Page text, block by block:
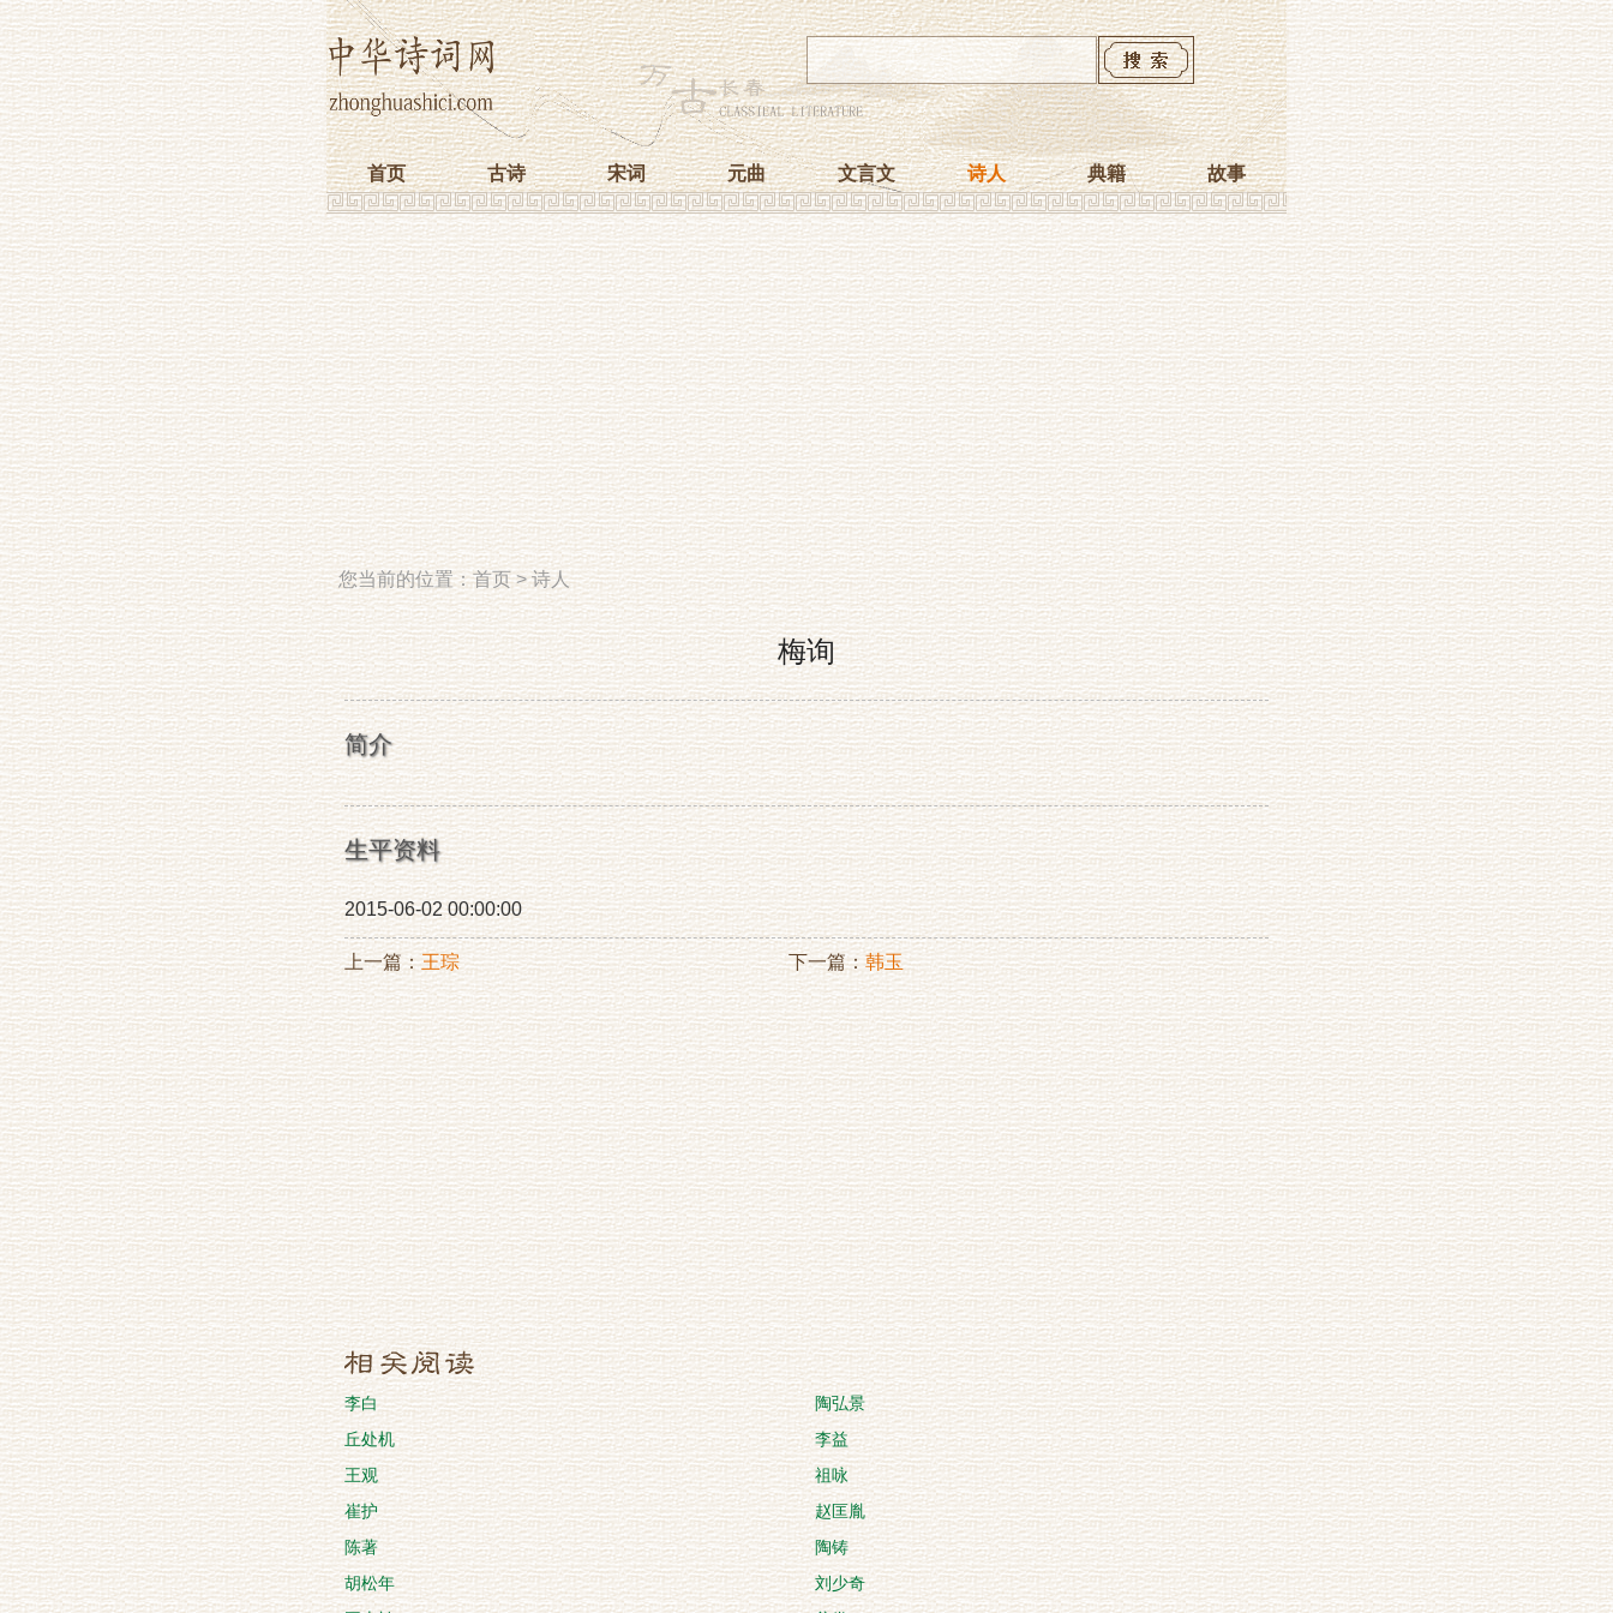
首页 古诗 宋词 元曲 文言文 诗人 典籍 故事
您当前的位置：首页>诗人
梅询
简介
生平资料
2015-06-02 00:00:00
上一篇：王琮 下一篇：韩玉
李白
陶弘景
丘处机
李益
王观
祖咏
崔护
赵匡胤
陈著
陶铸
胡松年
刘少奇